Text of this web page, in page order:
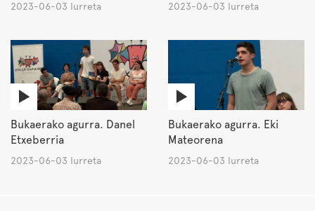
2023-06-03 Iurreta 2023-06-03 Iurreta
Bukaerako agurra. Danel
Etxeberria
2023-06-03 Iurreta
Bukaerako agurra. Eki
Mateorena
2023-06-03 Iurreta